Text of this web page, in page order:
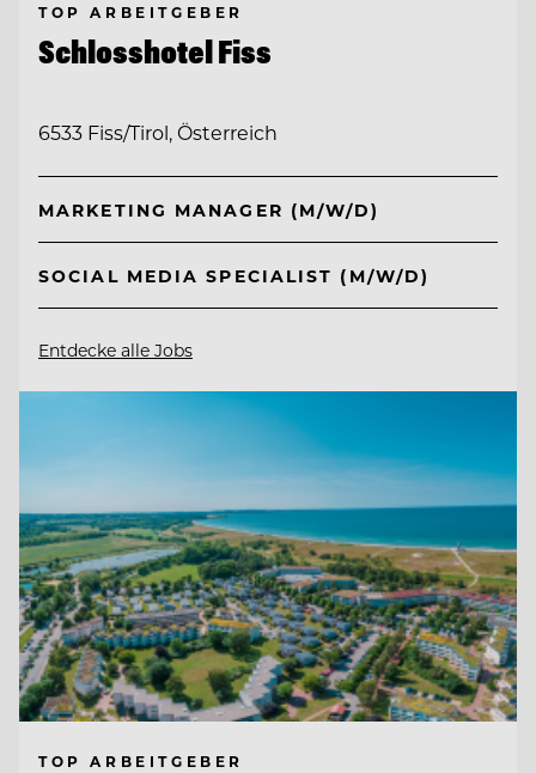
TOP ARBEITGEBER
Schlosshotel Fiss
6533 Fiss/Tirol, Österreich
MARKETING MANAGER (M/W/D)
SOCIAL MEDIA SPECIALIST (M/W/D)
Entdecke alle Jobs
TOP ARBEITGEBER